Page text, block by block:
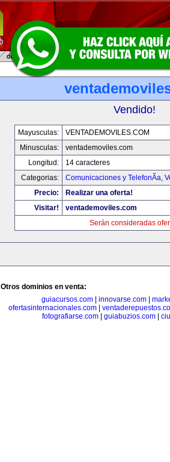
Vendido!
Mayusculas:
VENTADEMOVILES.COM
Minusculas:
ventademoviles.com
Longitud:
14 caracteres
Categorias:
Comunicaciones y TelefonÃ­a,
Precio:
Realizar una oferta!
Visitar!
ventademoviles.com
Serán consideradas
Otros dominios en venta:
guiacursos.com| innovarse.com|
ofertasinternacionales.com|
fotografiarse.com| guiabuzios.com|